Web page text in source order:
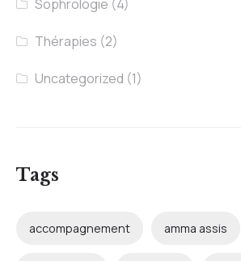
Sophrologie (4)
Thérapies (2)
Uncategorized (1)
Tags
accompagnement amma assis